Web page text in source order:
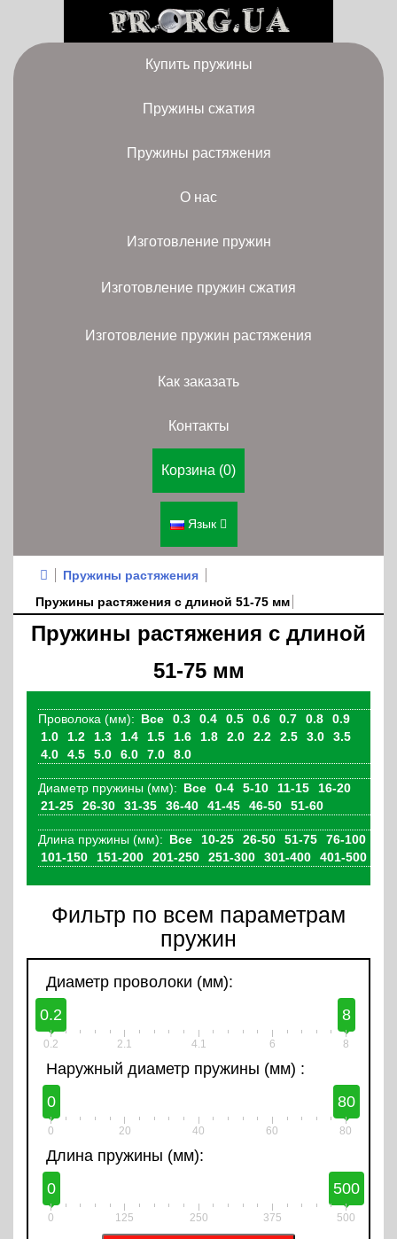
Купить пружины
Пружины сжатия
Пружины растяжения
О нас
Изготовление пружин
Изготовление пружин сжатия
Изготовление пружин растяжения
Как заказать
Контакты
Корзина (0)
Язык
Пружины растяжения
Пружины растяжения с длиной 51-75 мм
Пружины растяжения с длиной
51-75 мм
Проволока (мм): Все 0.3 0.4 0.5 0.6 0.7 0.8
0.9
1.0
1.2 1.3 1.4 1.5 1.6 1.8 2.0 2.2 2.5 3.0
3.5
4.0
4.5 5.0 6.0 7.0 8.0
Диаметр пружины (мм): Все 0-4 5-10 11-15
16-20
21-25
26-30 31-35 36-40 41-45 46-50 51-60
Длина пружины (мм): Все 10-25 26-50 51-75
76-100
101-150
151-200 201-250 251-300 301-400 401-500
Фильтр по всем параметрам
пружин
Диаметр проволоки (мм):
0.2
8
0.2 2.1 4.1 6 8
Наружный диаметр пружины (мм) :
0
80
0 20 40 60 80
Длина пружины (мм):
0
500
0 125 250 375 500